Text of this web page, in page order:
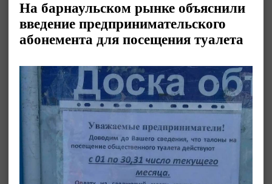
На барнаульском рынке объяснили
введение предпринимательского
абонемента для посещения туалета